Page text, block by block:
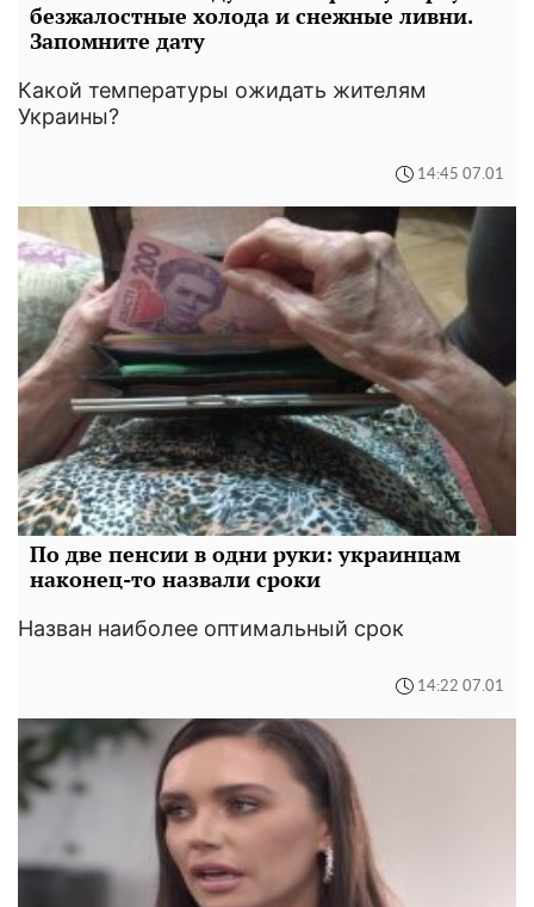
безжалостные холода и снежные ливни.
Запомните дату
Какой температуры ожидать жителям
Украины?
14:45 07.01
По две пенсии в одни руки: украинцам
наконец-то назвали сроки
Назван наиболее оптимальный срок
14:22 07.01